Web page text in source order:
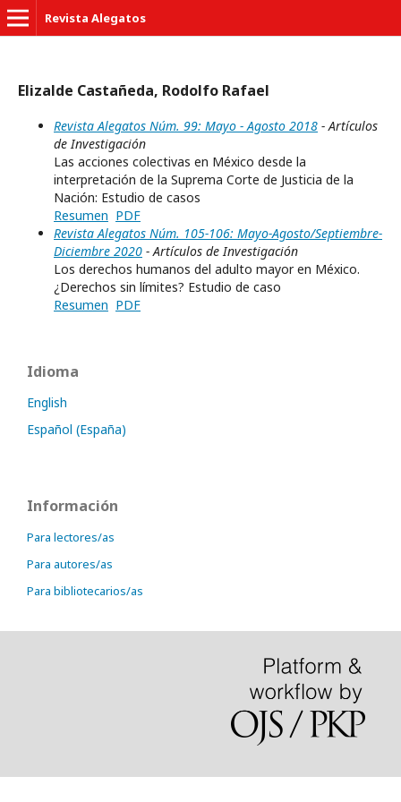
Revista Alegatos
Elizalde Castañeda, Rodolfo Rafael
Revista Alegatos Núm. 99: Mayo - Agosto 2018 - Artículos
de Investigación
Las acciones colectivas en México desde la
interpretación de la Suprema Corte de Justicia de la
Nación: Estudio de casos
Resumen PDF
Revista Alegatos Núm. 105-106: Mayo-Agosto/Septiembre-
Diciembre 2020 - Artículos de Investigación
Los derechos humanos del adulto mayor en México.
¿Derechos sin límites? Estudio de caso
Resumen PDF
Idioma
English
Español (España)
Información
Para lectores/as
Para autores/as
Para bibliotecarios/as